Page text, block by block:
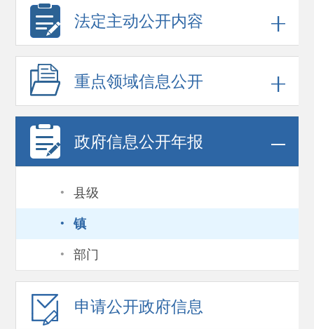
法定主动公开内容
重点领域信息公开
政府信息公开年报
· 县级
· 镇
· 部门
申请公开政府信息